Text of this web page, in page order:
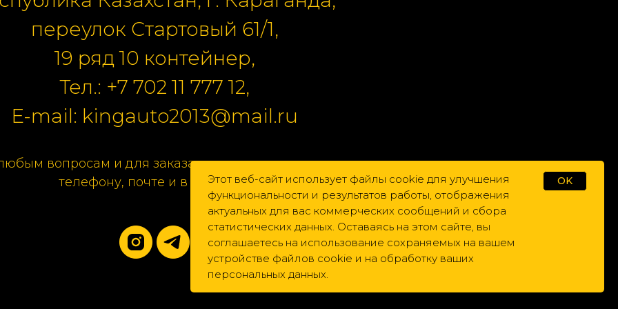
Этот веб-сайт использует файлы cookie для улучшения
функциональности и результатов работы, отображения
актуальных для вас коммерческих сообщений и сбора
статистических данных. Оставаясь на этом сайте, вы
соглашаетесь на использование сохраняемых на вашем
устройстве файлов cookie и на обработку ваших
персональных данных.
OK
переулок Стартовый 61/1,
19 ряд 10 контейнер,
Тел.: +7 702 11 777 12,
E-mail: kingauto2013@mail.ru
вопросам и для заказа свяжитесь с нами по
телефону, почте и в соцсетях.